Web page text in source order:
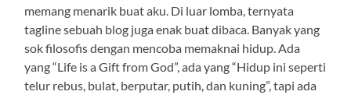
memang menarik buat aku. Di luar lomba, ternyata
tagline sebuah blog juga enak buat dibaca. Banyak yang
sok filosofis dengan mencoba memaknai hidup. Ada
yang “Life is a Gift from God”, ada yang “Hidup ini seperti
telur rebus, bulat, berputar, putih, dan kuning”, tapi ada